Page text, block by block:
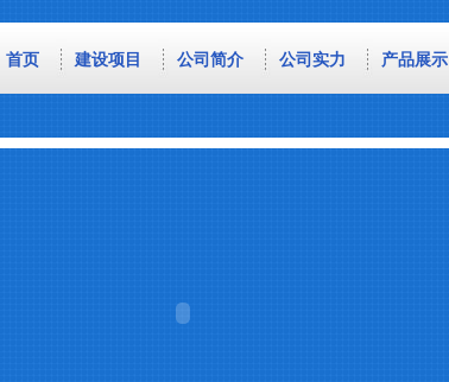
首页 建设项目 公司简介 公司实力 产品展示